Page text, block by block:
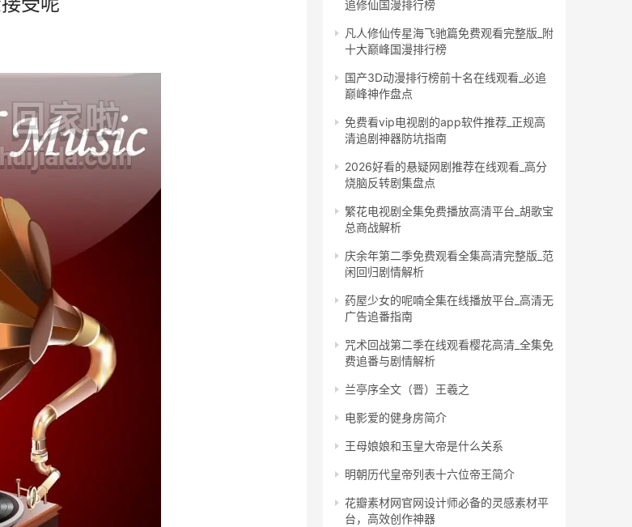
追修仙国漫排行榜
凡人修仙传星海飞驰篇免费观看完整版_附
十大巅峰国漫排行榜
国产3D动漫排行榜前十名在线观看_必追
巅峰神作盘点
免费看vip电视剧的app软件推荐_正规高
清追剧神器防坑指南
2026好看的悬疑网剧推荐在线观看_高分
烧脑反转剧集盘点
繁花电视剧全集免费播放高清平台_胡歌宝
总商战解析
庆余年第二季免费观看全集高清完整版_范
闲回归剧情解析
药屋少女的呢喃全集在线播放平台_高清无
广告追番指南
咒术回战第二季在线观看樱花高清_全集免
费追番与剧情解析
兰亭序全文（晋）王羲之
电影爱的健身房简介
王母娘娘和玉皇大帝是什么关系
明朝历代皇帝列表十六位帝王简介
花瓣素材网官网设计师必备的灵感素材平
台，高效创作神器